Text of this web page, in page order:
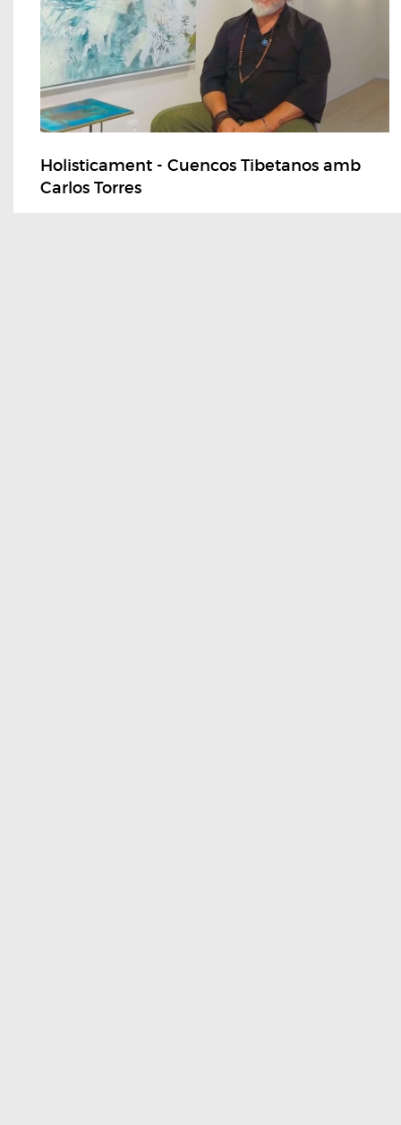
Holisticament - Cuencos Tibetanos amb
Carlos Torres